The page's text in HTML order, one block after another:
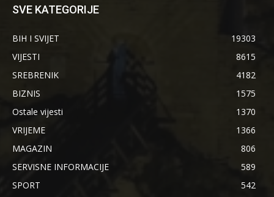
SVE KATEGORIJE
BIH I SVIJET
19303
VIJESTI
8615
SREBRENIK
4182
BIZNIS
1575
Ostale vijesti
1370
VRIJEME
1366
MAGAZIN
806
SERVISNE INFORMACIJE
589
SPORT
542